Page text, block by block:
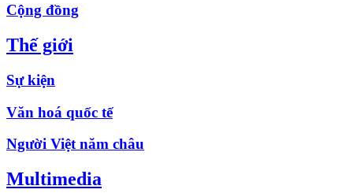
Cộng đồng
Thế giới
Sự kiện
Văn hoá quốc tế
Người Việt năm châu
Multimedia